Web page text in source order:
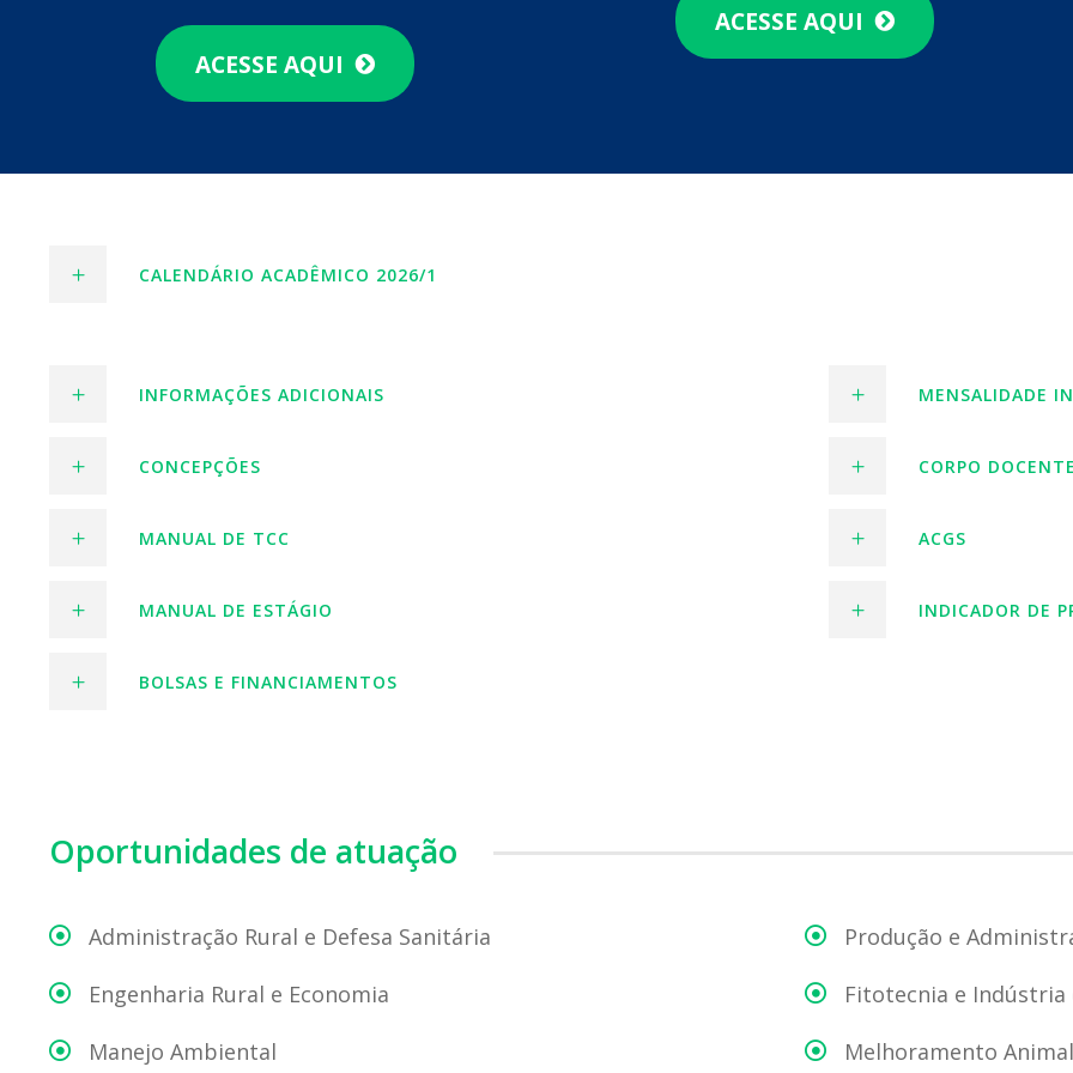
ACESSE AQUI
ACESSE AQUI
CALENDÁRIO ACADÊMICO 2026/1
INFORMAÇÕES ADICIONAIS
CONCEPÇÕES
MANUAL DE TCC
MANUAL DE ESTÁGIO
BOLSAS E FINANCIAMENTOS
MENSALIDADE
CORPO DOCENTE
ACGS
INDICADOR DE
Oportunidades de atuação
Administração Rural e Defesa Sanitária
Produção e
Engenharia Rural e Economia
Fitotecnia e Indústria
Manejo Ambiental
Melhoramento